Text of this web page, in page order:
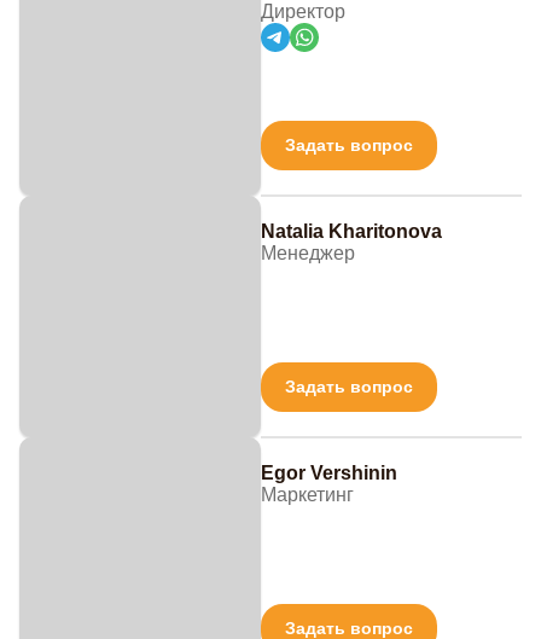
Директор
Задать вопрос
Natalia Kharitonova
Менеджер
Задать вопрос
Egor Vershinin
Маркетинг
Задать вопрос